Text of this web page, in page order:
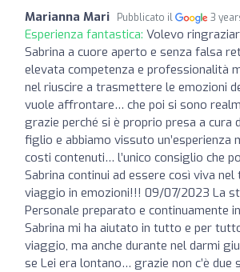
Marianna Mari Pubblicato il 3
Esperienza fantastica: Volevo
Sabrina a cuore aperto e senza falsa
elevata competenza e professionalità
nel riuscire a trasmettere le emozioni
vuole affrontare… che poi si sono
grazie perché si è proprio presa a cura
figlio e abbiamo vissuto un’esperienza
costi contenuti… l’unico consiglio che
Sabrina continui ad essere così viva
viaggio in emozioni!!! 09/07/2023 La
Personale preparato e continuamente
Sabrina mi ha aiutato in tutto e per
viaggio, ma anche durante nel darmi
se Lei era lontano… grazie non c’è due